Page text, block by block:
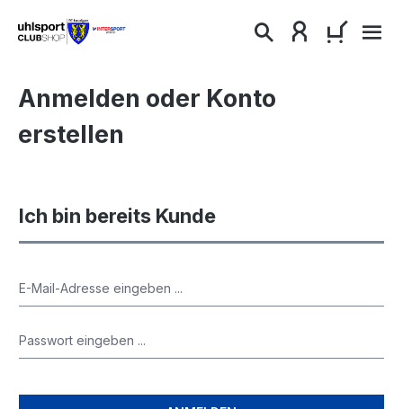
springen
Anmelden oder Konto
erstellen
Ich bin bereits Kunde